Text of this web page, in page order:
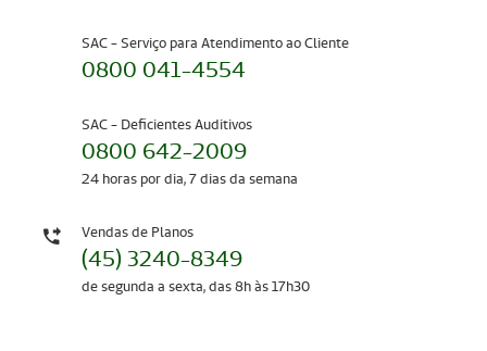
SAC - Serviço para Atendimento ao Cliente
0800 041-4554
SAC - Deficientes Auditivos
0800 642-2009
24 horas por dia, 7 dias da semana
Vendas de Planos
(45) 3240-8349
de segunda a sexta, das 8h às 17h30